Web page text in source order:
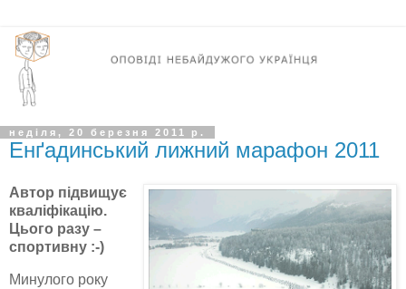
неділя, 20 березня 2011 р.
Енґадинський лижний марафон 2011
Автор підвищує
кваліфікацію.
Цього разу –
спортивну :-)
Минулого року